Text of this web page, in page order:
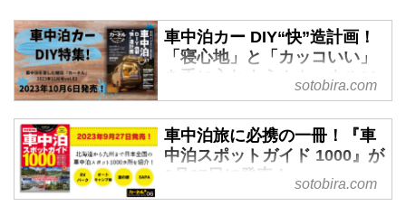
車中泊カー DIY“快”造計画！
「寝心地」と「カッコいい」
を手に入れよう！カーネル11
月号が10/6発売！ -
SOTOBIRA
【概要】車中泊専門誌『カーネ
ル』2023年11月号vol.63の案内。
巻頭特集や連載企画、別冊付録な
sotobira.com
車中泊旅に必携の一冊！『車
中泊スポットガイド 1000』が
9月27日に発売！ -
SOTOBIRA
sotobira.com